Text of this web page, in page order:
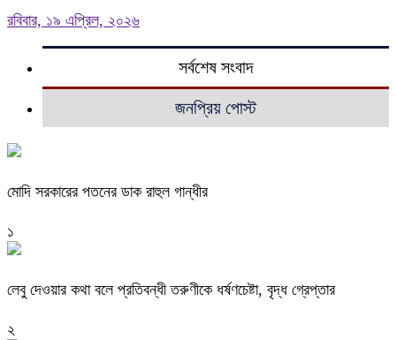
রবিবার, ১৯ এপ্রিল, ২০২৬
সর্বশেষ সংবাদ
জনপ্রিয় পোস্ট
মোদি সরকারের পতনের ডাক রাহুল গান্ধীর
১
লেবু দেওয়ার কথা বলে প্রতিবন্ধী তরুণীকে ধর্ষণচেষ্টা, বৃদ্ধ গ্রেপ্তার
২